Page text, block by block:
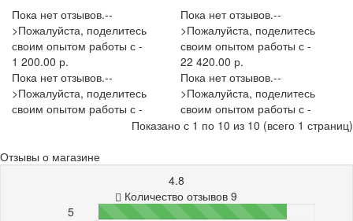
Пока нет отзывов.--
>Пожалуйста, поделитесь
своим опытом работы с -
1 200.00 р.
Пока нет отзывов.--
>Пожалуйста, поделитесь
своим опытом работы с -
Пока нет отзывов.--
>Пожалуйста, поделитесь
своим опытом работы с -
22 420.00 р.
Пока нет отзывов.--
>Пожалуйста, поделитесь
своим опытом работы с -
Показано с 1 по 10 из 10 (всего 1 страниц)
Отзывы о магазине
4.8
Количество отзывов 9
5
87%